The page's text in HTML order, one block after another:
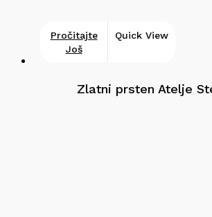
Pročitajte
Još
Quick View
Zlatni prsten Atelje